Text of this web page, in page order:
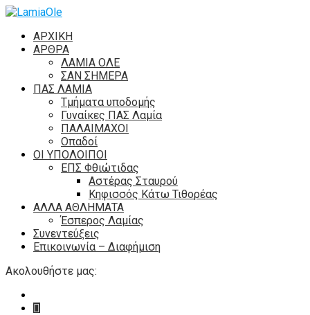
ΑΡΧΙΚΗ
ΑΡΘΡΑ
ΛΑΜΙΑ ΟΛΕ
ΣΑΝ ΣΗΜΕΡΑ
ΠΑΣ ΛΑΜΙΑ
Τμήματα υποδομής
Γυναίκες ΠΑΣ Λαμία
ΠΑΛΑΙΜΑΧΟΙ
Οπαδοί
ΟΙ ΥΠΟΛΟΙΠΟΙ
ΕΠΣ Φθιώτιδας
Αστέρας Σταυρού
Κηφισσός Κάτω Τιθορέας
ΑΛΛΑ ΑΘΛΗΜΑΤΑ
Έσπερος Λαμίας
Συνεντεύξεις
Επικοινωνία – Διαφήμιση
Ακολουθήστε μας: